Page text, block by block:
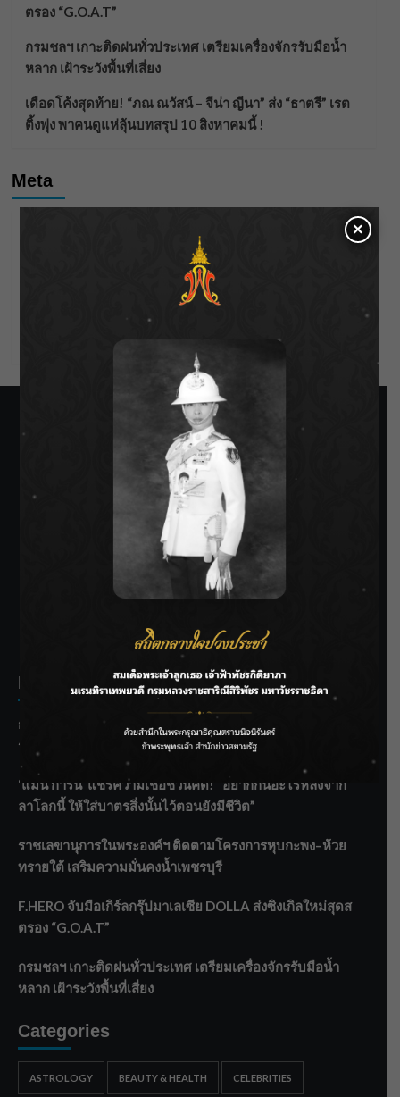
ตรอง “G.O.A.T”
กรมชลฯ เกาะติดฝนทั่วประเทศ เตรียมเครื่องจักรรับมือน้ำ
หลาก เฝ้าระวังพื้นที่เสี่ยง
เดือดโค้งสุดท้าย! “ภณ ณวัสน์ – จีน่า ญีนา” ส่ง “ธาตรี” เรต
ติ้งพุ่ง พาคนดูแห่ลุ้นบทสรุป 10 สิงหาคมนี้ !
Meta
SIAMRATH VARIETY
THE BEST ENTERTAINMENT
Recent Posts
กรมชลฯ รับฟังประชาชน ติดตามแก้ปัญหาโครงการประตู
ระบายน้ำศรีสองรักฯ
‘แมน การิน’ แชร์ความเชื่อชวนคิด! “อยากกินอะไรหลังจาก
ลาโลกนี้ ให้ใส่บาตรสิ่งนั้นไว้ตอนยังมีชีวิต”
ราชเลขานุการในพระองค์ฯ ติดตามโครงการหุบกะพง–ห้วย
ทรายใต้ เสริมความมั่นคงน้ำเพชรบุรี
F.HERO จับมือเกิร์ลกรุ๊ปมาเลเซีย DOLLA ส่งซิงเกิลใหม่สุดส
ตรอง “G.O.A.T”
กรมชลฯ เกาะติดฝนทั่วประเทศ เตรียมเครื่องจักรรับมือน้ำ
หลาก เฝ้าระวังพื้นที่เสี่ยง
Categories
ASTROLOGY BEAUTY & HEALTH CELEBRITIES
×